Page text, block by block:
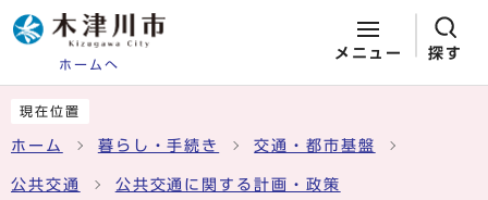
ホームへ
メニュー 探す
現在位置
ホーム 暮らし・手続き 交通・都市基盤
公共交通 公共交通に関する計画・政策